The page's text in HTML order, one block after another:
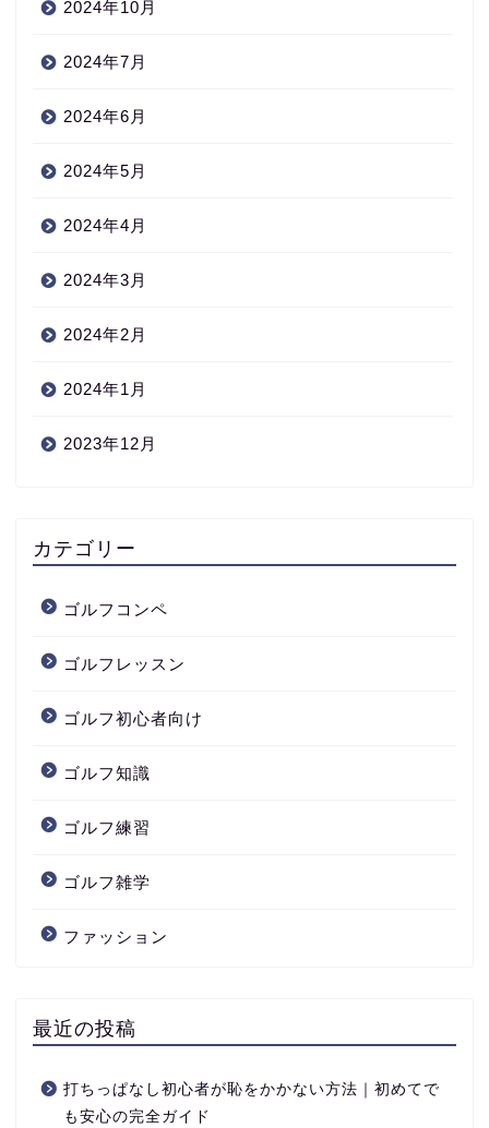
2024年10月
2024年7月
2024年6月
2024年5月
2024年4月
2024年3月
2024年2月
2024年1月
2023年12月
カテゴリー
ゴルフコンペ
ゴルフレッスン
ゴルフ初心者向け
ゴルフ知識
ゴルフ練習
ゴルフ雑学
ファッション
最近の投稿
打ちっぱなし初心者が恥をかかない方法｜初めてで
も安心の完全ガイド